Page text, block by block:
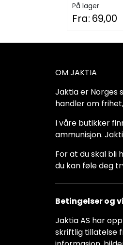
På lager
Fra: 69,00
OM JAKTIA
Jaktia er Norges
handler om
I våre butikker
ammunisjon.
For at du skal bli
du kan føle deg
Betingelser og
Jaktia AS har
skriftlig tillatelse